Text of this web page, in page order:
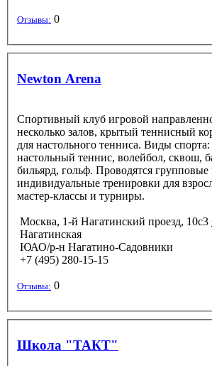
Отзывы: 0
Newton Arena
Спортивный клуб игровой
несколько залов, крытый теннисный
для настольного тенниса. Виды
настольный теннис, волейбол, сквош,
бильярд, гольф. Проводятся групповые
индивидуальные тренировки для
мастер-классы и турниры.
Москва, 1-й Нагатинский проезд, 10с3
Нагатинская
ЮАО/р-н Нагатино-Садовники
+7 (495) 280-15-15
Отзывы: 0
Школа "ТАКТ"